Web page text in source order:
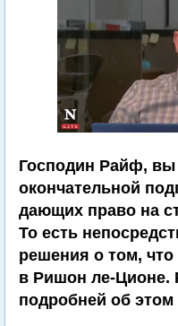
Господин Райф, вы
окончательной
дающих право на
То есть
решения о том, что
в Ришон ле-Ционе.
подробней об этом